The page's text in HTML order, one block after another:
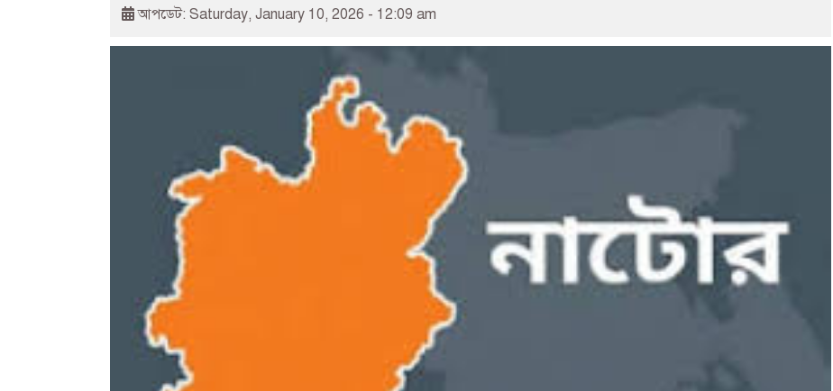
আপডেট: Saturday, January 10, 2026 - 12:09 am